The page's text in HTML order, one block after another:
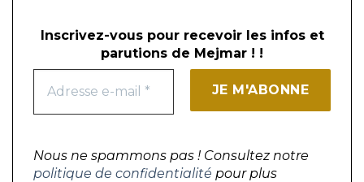
Inscrivez-vous pour recevoir les infos et
parutions de Mejmar ! !
Nous ne spammons pas ! Consultez notre
politique de confidentialité pour plus